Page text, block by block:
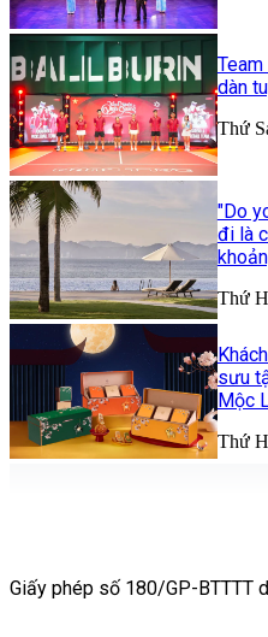
dàn
Thứ
"Do
đi là
Thứ
sưu
Mộc
Thứ
Giấy phép số 180/GP-BTTTT